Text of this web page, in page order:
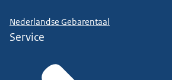
Nederlandse Gebarentaal
Service